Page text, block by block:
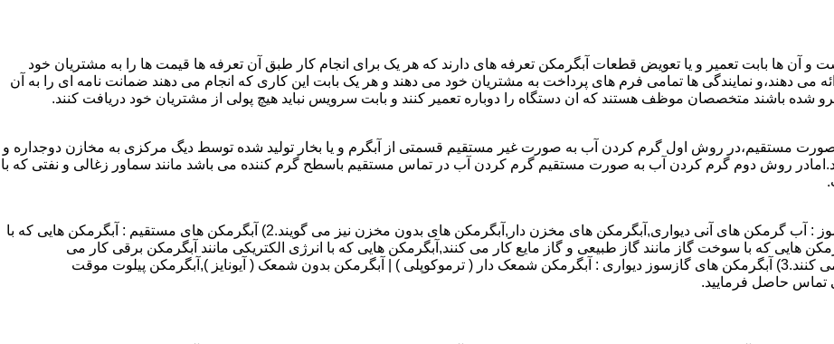
و آن ها بابت تعمیر و یا تعویض قطعات آبگرمکن تعرفه های دارند که هر یک برای انجام کار طبق آن تعرفه ها قیمت ها را به مشتریان خود
می دهند،و نمایندگی ها تمامی فرم های پرداخت به مشتریان خود می دهند و هر یک بابت این کاری که انجام می دهند ضمانت نامه ای را به آن
شده باشند متخصصان موظف هستند که ان دستگاه را دوباره تعمیر کنند و بابت سرویس نباید هیچ پولی از مشتریان خود دریافت کنند.
مستقیم،در روش اول گرم کردن آب به صورت غیر مستقیم قسمتی از آبگرم و یا بخار تولید شده توسط دیگ مرکزی به مخازن دوجداره و
روش دوم گرم کردن آب به صورت مستقیم گرم کردن آب در تماس مستقیم باسطح گرم کننده می باشد مانند سماور زغالی و نفتی که با
انواع آبگرمکن و تعمیر آبگرمکن عبارتند از : 1) آبگرمکن های گاز سوز : آب گرمکن های آنی دیواری,آبگرمکن های مخزن دار,آبگرمکن های بدون مخزن نیز می گویند.2) آبگرمکن های مستقیم : آبگرمکن هایی که با
هایی که با سوخت گاز مانند گاز طبیعی و گاز مایع کار می کنند,آبگرمکن هایی که با انرژی الکتریکی مانند آبگرمکن برقی کار می
کنند,آبگرمکن هایی که با انرژی حیدری مانند آبگرمکن حیدری کار می کنند.3) آبگرمکن های گازسوز دیواری : آبگرمکن شمعک دار ( ترموکوپلی ) | آبگرمکن بدون شمعک ( آیونایز ),آبگرمکن پیلوت موقت